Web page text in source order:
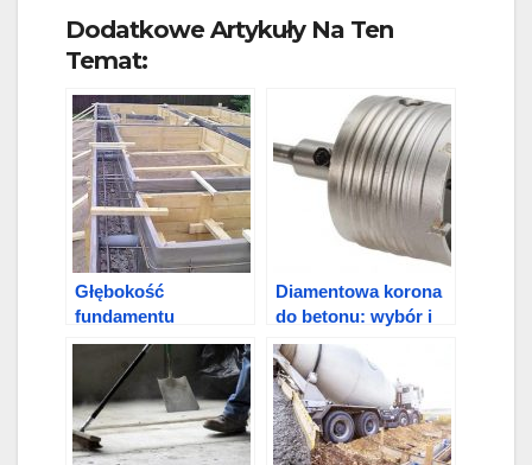
Dodatkowe Artykuły Na Ten
Temat:
Głębokość
fundamentu
taśmowego:
minimalna i
optymalna
Diamentowa korona
do betonu: wybór i
cięcie otworów